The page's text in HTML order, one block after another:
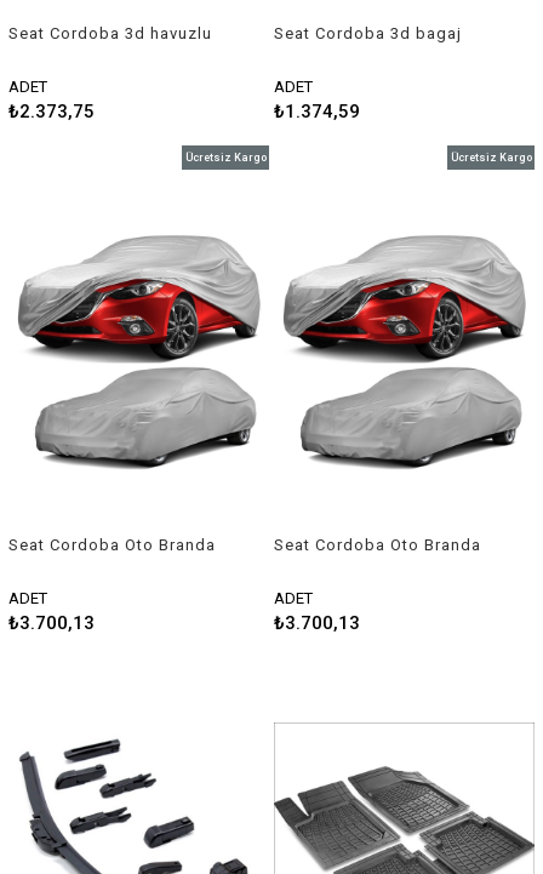
Seat Cordoba 3d havuzlu
ADET
₺2.373,75
Seat Cordoba 3d bagaj
ADET
₺1.374,59
Seat Cordoba Oto Branda
ADET
₺3.700,13
Ücretsiz Kargo
Seat Cordoba Oto Branda
ADET
₺3.700,13
Ücretsiz Kargo